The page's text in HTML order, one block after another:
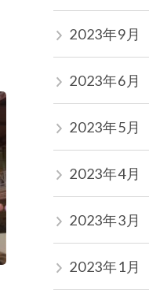
2023年9月
2023年6月
2023年5月
2023年4月
2023年3月
2023年1月